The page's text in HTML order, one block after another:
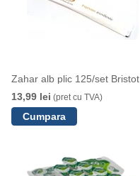
Zahar alb plic 125/set Bristot
13,99 lei (pret cu TVA)